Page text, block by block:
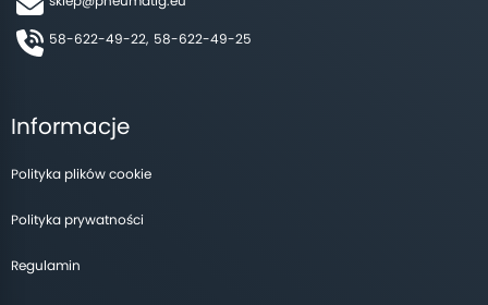
58-622-49-22, 58-622-49-25
Informacje
Polityka plików cookie
Polityka prywatności
Regulamin